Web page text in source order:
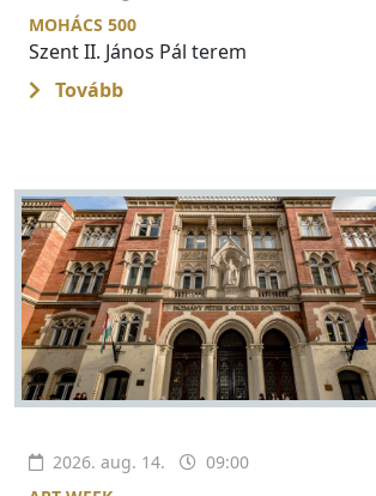
MOHÁCS 500
Szent II. János Pál terem
Tovább
2026. aug. 14.
09:00